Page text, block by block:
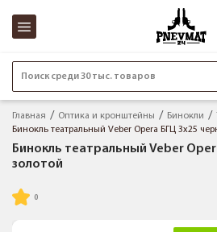
Поиск среди 30 тыс. товаров
Главная Оптика и кронштейны Бинокли
Бинокль театральный Veber Opera БГЦ 3x25
Бинокль театральный Veber
золотой